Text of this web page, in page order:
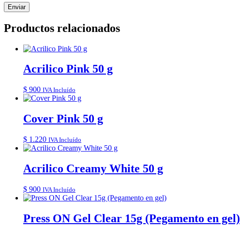
Productos relacionados
Acrilico Pink 50 g
$ 900 IVA Incluído
Cover Pink 50 g
$ 1.220 IVA Incluído
Acrilico Creamy White 50 g
$ 900 IVA Incluído
Press ON Gel Clear 15g (Pegamento en gel)